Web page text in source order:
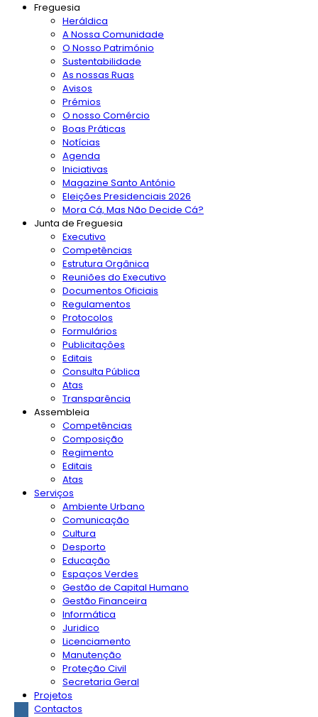
Freguesia
Heráldica
A Nossa Comunidade
O Nosso Património
Sustentabilidade
As nossas Ruas
Avisos
Prémios
O nosso Comércio
Boas Práticas
Notícias
Agenda
Iniciativas
Magazine Santo António
Eleições Presidenciais 2026
Mora Cá, Mas Não Decide Cá?
Junta de Freguesia
Executivo
Competências
Estrutura Orgânica
Reuniões do Executivo
Documentos Oficiais
Regulamentos
Protocolos
Formulários
Publicitações
Editais
Consulta Pública
Atas
Transparência
Assembleia
Competências
Composição
Regimento
Editais
Atas
Serviços
Ambiente Urbano
Comunicação
Cultura
Desporto
Educação
Espaços Verdes
Gestão de Capital Humano
Gestão Financeira
Informática
Juridico
Licenciamento
Manutenção
Proteção Civil
Secretaria Geral
Projetos
Contactos